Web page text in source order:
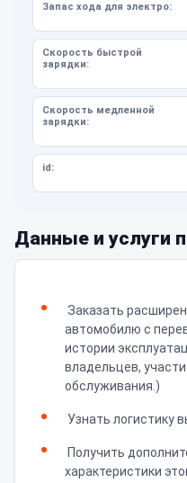
Запас хода для электро:
Скорость быстрой
зарядки:
Скорость медленной
зарядки:
id:
Данные и услуги
Заказать
автомобилю с
истории
владельцев,
обслуживания.)
Узнать логистику
Получить
характеристики